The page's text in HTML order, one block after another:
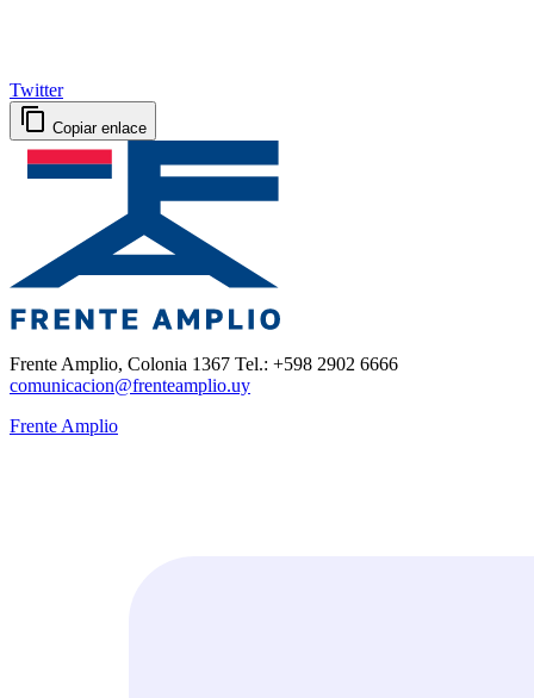
Twitter
Copiar enlace
Frente Amplio, Colonia 1367 Tel.: +598 2902 6666
comunicacion@frenteamplio.uy
Frente Amplio